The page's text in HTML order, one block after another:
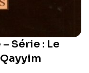
Série : Le